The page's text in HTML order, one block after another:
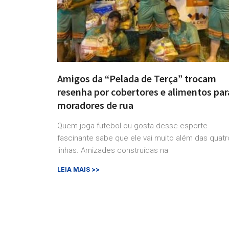
Amigos da “Pelada de Terça” trocam
resenha por cobertores e alimentos
moradores de rua
Quem joga futebol ou gosta desse esporte
fascinante sabe que ele vai muito além das
linhas. Amizades construídas na
LEIA MAIS >>